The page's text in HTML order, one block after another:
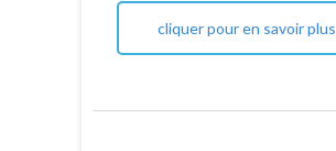
cliquer pour en savoir plus